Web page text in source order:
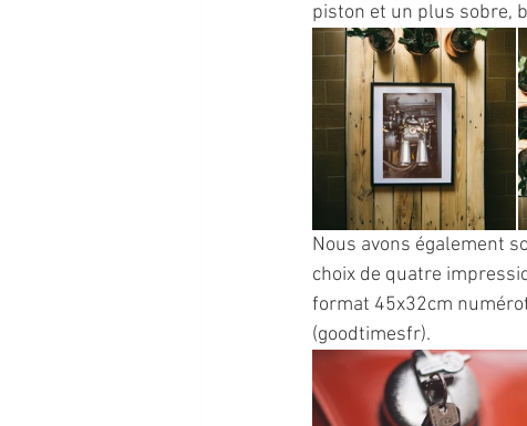
piston et un plus sobre,
Nous avons également
choix de quatre
format 45x32cm
(goodtimesfr).